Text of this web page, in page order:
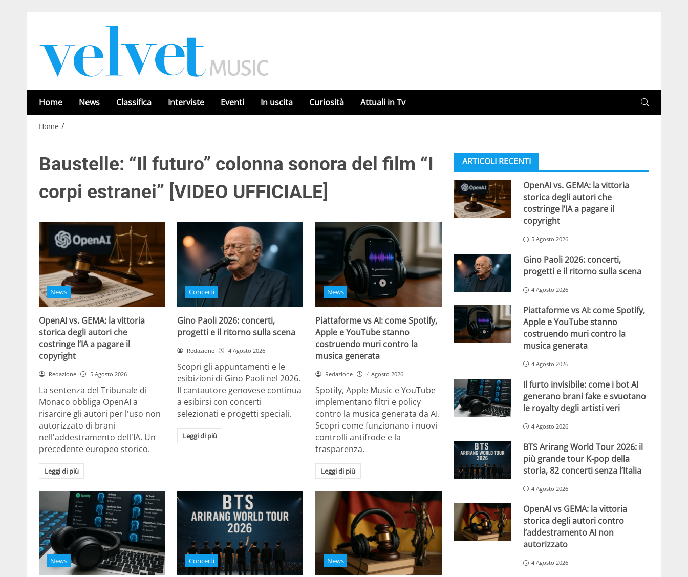
Home News Classifica Interviste Eventi In uscita Curiosità Attuali in Tv
Home /
Baustelle: “Il futuro” colonna sonora del film “I
corpi estranei” [VIDEO UFFICIALE]
News
OpenAI vs. GEMA: la vittoria
storica degli autori che
costringe l’IA a pagare il
copyright
Redazione 5 Agosto 2026
La sentenza del Tribunale di
Monaco obbliga OpenAI a
risarcire gli autori per l'uso non
autorizzato di brani
nell'addestramento dell'IA. Un
precedente europeo storico.
Leggi di più
Concerti
Gino Paoli 2026: concerti,
progetti e il ritorno sulla scena
Redazione 4 Agosto 2026
Scopri gli appuntamenti e le
esibizioni di Gino Paoli nel 2026.
Il cantautore genovese continua
a esibirsi con concerti
selezionati e progetti speciali.
Leggi di più
News
Piattaforme vs AI: come Spotify,
Apple e YouTube stanno
costruendo muri contro la
musica generata
Redazione 4 Agosto 2026
Spotify, Apple Music e YouTube
implementano filtri e policy
contro la musica generata da AI.
Scopri come funzionano i nuovi
controlli antifrode e la
trasparenza.
Leggi di più
News Concerti News
ARTICOLI RECENTI
OpenAI vs. GEMA: la vittoria
storica degli autori che
costringe l’IA a pagare il
copyright
5 Agosto 2026
Gino Paoli 2026: concerti,
progetti e il ritorno sulla scena
4 Agosto 2026
Piattaforme vs AI: come Spotify,
Apple e YouTube stanno
costruendo muri contro la
musica generata
4 Agosto 2026
Il furto invisibile: come i bot AI
generano brani fake e svuotano
le royalty degli artisti veri
4 Agosto 2026
BTS Arirang World Tour 2026: il
più grande tour K-pop della
storia, 82 concerti senza l’Italia
4 Agosto 2026
OpenAI vs GEMA: la vittoria
storica degli autori contro
l’addestramento AI non
autorizzato
4 Agosto 2026